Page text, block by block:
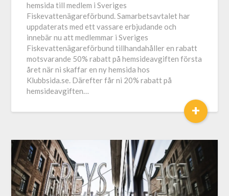
hemsida till medlem i Sveriges
Fiskevattenägareförbund. Samarbetsavtalet har
uppdaterats med ett vassare erbjudande och
innebär nu att medlemmar i Sveriges
Fiskevattenägareförbund tillhandahåller en rabatt
motsvarande 50% rabatt på hemsideavgiften första
året när ni skaffar en ny hemsida hos
Klubbsida.se. Därefter får ni 20% rabatt på
hemsideavgiften…
+